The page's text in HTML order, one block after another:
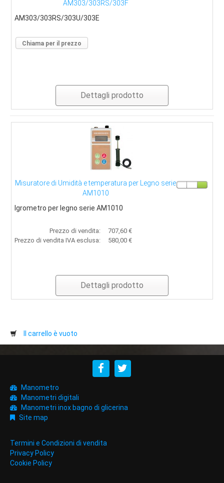
AM303/303RS/303F
AM303/303RS/303U/303E
Chiama per il prezzo
Dettagli prodotto
Misuratore di Umidità e temperatura per Legno serie
AM1010
Igrometro per legno serie AM1010
Prezzo di vendita:
707,60 €
Prezzo di vendita IVA esclusa:
580,00 €
Dettagli prodotto
Il carrello è vuoto
Manometro
Manometri digitali
Manometri inox bagno di glicerina
Site map
Termini e Condizioni di vendita
Privacy Policy
Cookie Policy